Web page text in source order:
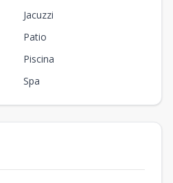
Jacuzzi
Patio
Piscina
Spa